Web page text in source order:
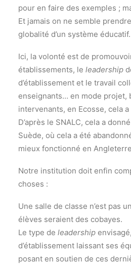
pour en faire des exemples ;
Et jamais on ne semble
globalité d’un système éducatif.
Ici, la volonté est de
établissements, le leadership
d’établissement et le travail
enseignants… en mode projet,
intervenants, en Ecosse, cela
D’après le SNALC, cela a
Suède, où cela a été
mieux fonctionné en
Notre institution doit enfin
choses :
Une salle de classe n’est pas
élèves seraient des cobayes.
Le type de leadership
d’établissement laissant ses
posant en soutien de ces